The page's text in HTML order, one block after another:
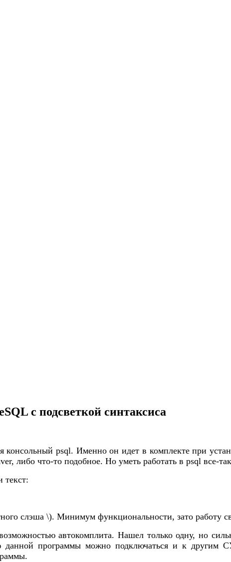
с подсветкой синтаксиса
консольный psql. Именно он идет в комплекте при
либо что-то подобное. Но уметь работать в psql все-
текст:
слэша \). Минимум функциональности, зато работу
автокомплита. Нашел только одну, но
программы можно подключаться и к другим